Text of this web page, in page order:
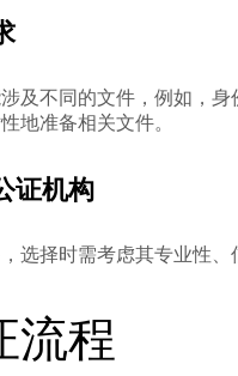
及不同的文件，例如，
地准备相关文件。
证机构
选择时需考虑其专业性
流程